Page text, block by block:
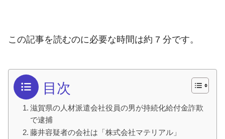
この記事を読むのに必要な時間は約 7 分です。
目次
滋賀県の人材派遣会社役員の男が持続化給付金詐欺
で逮捕
藤井容疑者の会社は「株式会社マテリアル」